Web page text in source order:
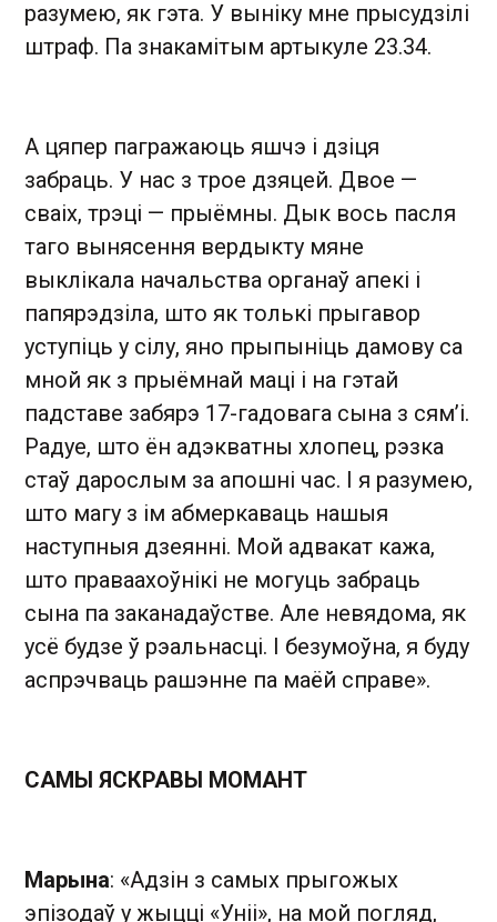
разумею, як гэта. У выніку мне прысудзілі
штраф. Па знакамітым артыкуле 23.34.
А цяпер пагражаюць яшчэ і дзіця
забраць. У нас з трое дзяцей. Двое —
сваіх, трэці — прыёмны. Дык вось пасля
таго вынясення вердыкту мяне
выклікала начальства органаў апекі і
папярэдзіла, што як толькі прыгавор
уступіць у сілу, яно прыпыніць дамову са
мной як з прыёмнай маці і на гэтай
падставе забярэ 17-гадовага сына з сям’і.
Радуе, што ён адэкватны хлопец, рэзка
стаў дарослым за апошні час. І я разумею,
што магу з ім абмеркаваць нашыя
наступныя дзеянні. Мой адвакат кажа,
што праваахоўнікі не могуць забраць
сына па заканадаўстве. Але невядома, як
усё будзе ў рэальнасці. І безумоўна, я буду
аспрэчваць рашэнне па маёй справе».
САМЫ ЯСКРАВЫ МОМАНТ
Марына: «Адзін з самых прыгожых
эпізодаў у жыцці «Уніі», на мой погляд,